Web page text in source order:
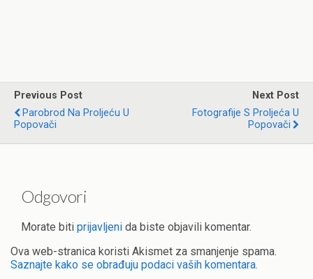
Previous Post
Parobrod Na Proljeću U
Popovači
Next Post
Fotografije S Proljeća U
Popovači
Odgovori
Morate biti prijavljeni da biste objavili komentar.
Ova web-stranica koristi Akismet za smanjenje spama.
Saznajte kako se obrađuju podaci vaših komentara.